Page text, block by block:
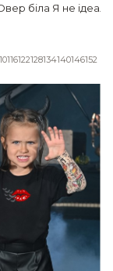
Квітучий тризуб
біла Я не
116122128134140146152